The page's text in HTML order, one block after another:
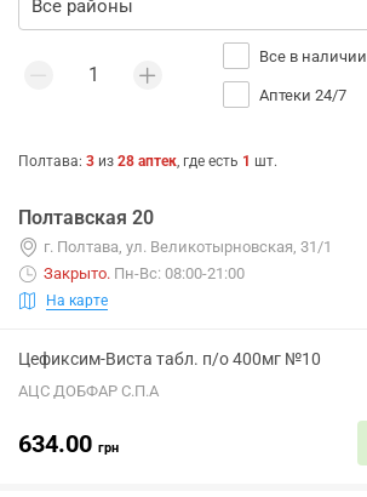
Все в наличии
Аптеки 24/7
Полтава: 3 из 28 аптек, где есть 1 шт.
Полтавская 20
г. Полтава, ул. Великотырновская, 31/1
Закрыто. Пн-Вс: 08:00-21:00
На карте
Цефиксим-Виста табл. п/о 400мг №10
АЦС ДОБФАР С.П.А
634.00 грн